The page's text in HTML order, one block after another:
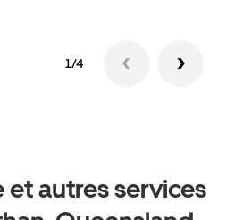
1/4
autres services